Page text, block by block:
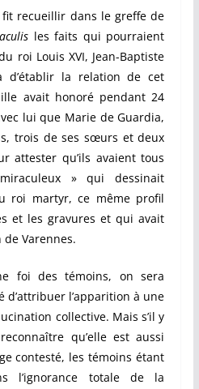
fit recueillir dans le greffe de
les faits qui pourraient
roi Louis XVI, Jean-Baptiste
d’établir la relation de cet
avait honoré pendant 24
lui que Marie de Guardia,
trois de ses sœurs et deux
attester qu’ils avaient tous
» qui dessinait
roi martyr, ce même profil
et les gravures et qui avait
Varennes.
foi des témoins, on sera
l’apparition à une
collective. Mais s’il y
qu’elle est aussi
contesté, les témoins étant
l’ignorance totale de la